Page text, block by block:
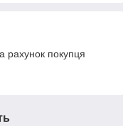
рахунок покупця